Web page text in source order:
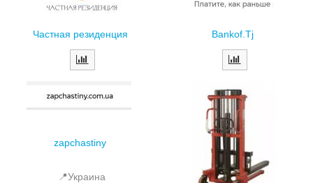
Частная резиденция Bankof.Tj
zapchastiny
📍Украина